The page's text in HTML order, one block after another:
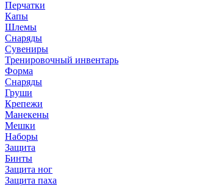
Перчатки
Капы
Шлемы
Снаряды
Сувениры
Тренировочный инвентарь
Форма
Снаряды
Груши
Крепежи
Манекены
Мешки
Наборы
Защита
Бинты
Защита ног
Защита паха